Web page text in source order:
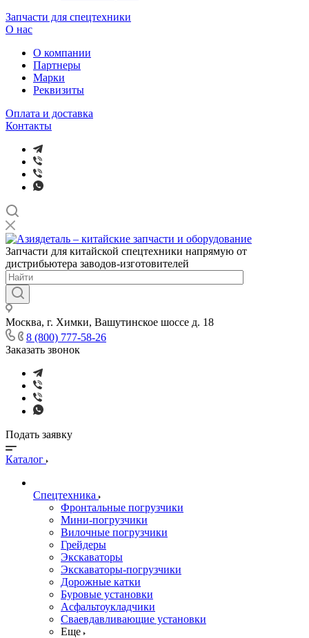
Запчасти для спецтехники
О нас
О компании
Партнеры
Марки
Реквизиты
Оплата и доставка
Контакты
Запчасти для китайской спецтехники напрямую от
дистрибьютера заводов-изготовителей
Москва, г. Химки, Вашутинское шоссе д. 18
8 (800) 777-58-26
Заказать звонок
Подать заявку
Каталог
Спецтехника
Фронтальные погрузчики
Мини-погрузчики
Вилочные погрузчики
Грейдеры
Экскаваторы
Экскаваторы-погрузчики
Дорожные катки
Буровые установки
Асфальтоукладчики
Сваевдавливающие установки
Еще